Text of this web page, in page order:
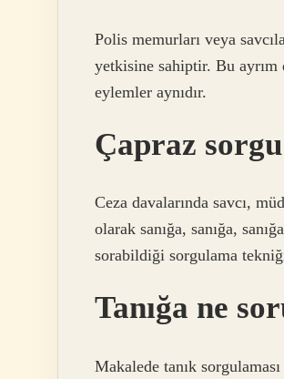
Polis memurları veya
yetkisine sahiptir. Bu ayrım
eylemler aynıdır.
Çapraz
Ceza davalarında savcı,
olarak sanığa, sanığa,
sorabildiği sorgulama
Tanığa ne
Makalede tanık